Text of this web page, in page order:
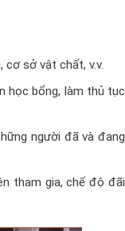
cơ sở vật chất, v.v.
học bổng, làm thủ tục
người đã và đang
tham gia, chế độ đãi